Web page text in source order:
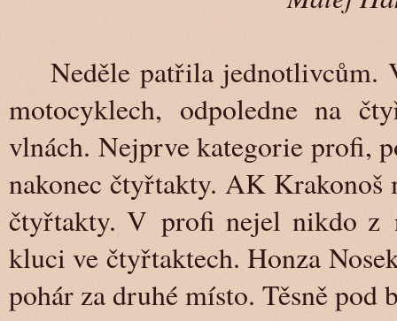
Neděle patřila jednotlivcům.
motocyklech, odpoledne na
vlnách. Nejprve kategorie profi,
nakonec čtyřtakty. AK
čtyřtakty. V profi nejel nikdo z
kluci ve čtyřtaktech. Honza
pohár za druhé místo. Těsně